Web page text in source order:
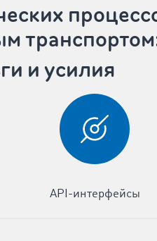
и усилия
API-интерфейсы